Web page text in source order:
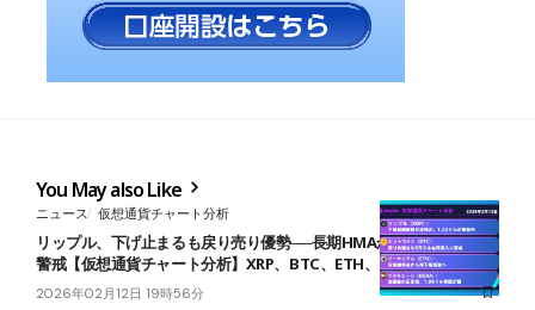
You May also Like
ニュース 仮想通貨チャート分析
リップル、下げ止まるも戻り売り優勢──長期HMAからの下落再開に
警戒【仮想通貨チャート分析】XRP、BTC、ETH、BERA
2026年02月12日 19時56分